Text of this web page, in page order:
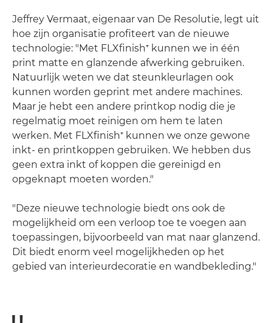
Jeffrey Vermaat, eigenaar van De Resolutie, legt uit
hoe zijn organisatie profiteert van de nieuwe
technologie: "Met FLXfinish⁺ kunnen we in één
print matte en glanzende afwerking gebruiken.
Natuurlijk weten we dat steunkleurlagen ook
kunnen worden geprint met andere machines.
Maar je hebt een andere printkop nodig die je
regelmatig moet reinigen om hem te laten
werken. Met FLXfinish⁺ kunnen we onze gewone
inkt- en printkoppen gebruiken. We hebben dus
geen extra inkt of koppen die gereinigd en
opgeknapt moeten worden."
"Deze nieuwe technologie biedt ons ook de
mogelijkheid om een verloop toe te voegen aan
toepassingen, bijvoorbeeld van mat naar glanzend.
Dit biedt enorm veel mogelijkheden op het
gebied van interieurdecoratie en wandbekleding."